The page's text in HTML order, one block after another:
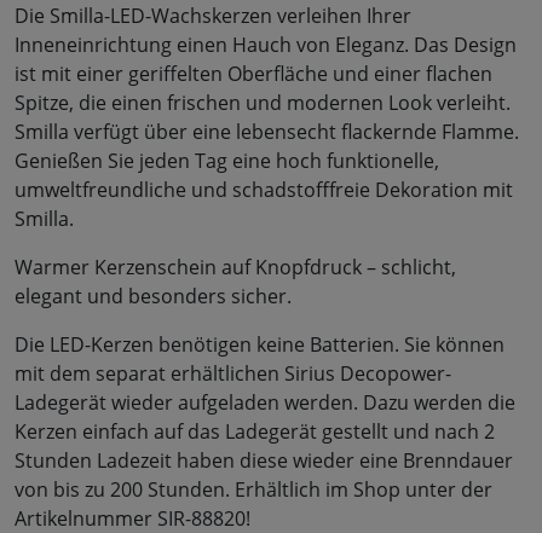
Die Smilla-LED-Wachskerzen verleihen Ihrer
Inneneinrichtung einen Hauch von Eleganz. Das Design
ist mit einer geriffelten Oberfläche und einer flachen
Spitze, die einen frischen und modernen Look verleiht.
Smilla verfügt über eine lebensecht flackernde Flamme.
Genießen Sie jeden Tag eine hoch funktionelle,
umweltfreundliche und schadstofffreie Dekoration mit
Smilla.
Warmer Kerzenschein auf Knopfdruck – schlicht,
elegant und besonders sicher.
Die LED-Kerzen benötigen keine Batterien. Sie können
mit dem separat erhältlichen Sirius Decopower-
Ladegerät wieder aufgeladen werden. Dazu werden die
Kerzen einfach auf das Ladegerät gestellt und nach 2
Stunden Ladezeit haben diese wieder eine Brenndauer
von bis zu 200 Stunden. Erhältlich im Shop unter der
Artikelnummer SIR-88820!